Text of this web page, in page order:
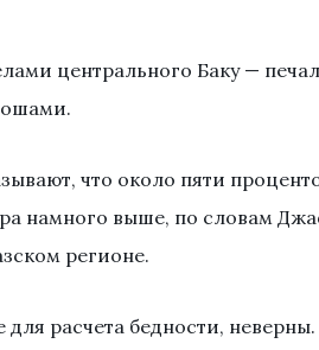
центрального Баку —
что около пяти
намного выше, по словам
регионе.
расчета бедности,